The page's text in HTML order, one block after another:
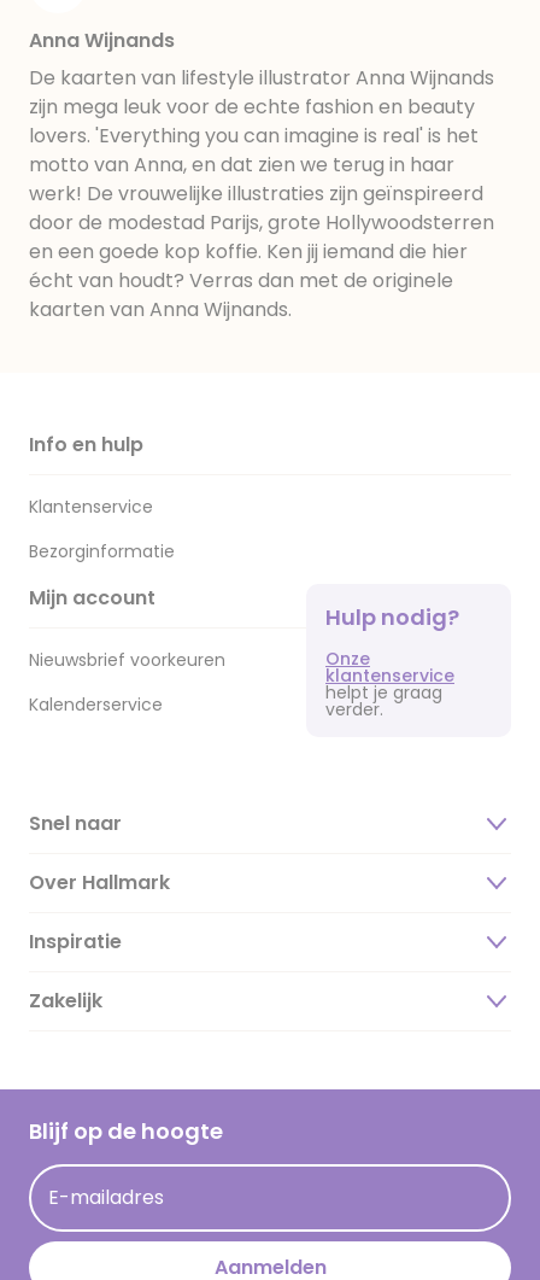
Anna Wijnands
De kaarten van lifestyle illustrator Anna Wijnands
zijn mega leuk voor de echte fashion en beauty
lovers. 'Everything you can imagine is real' is het
motto van Anna, en dat zien we terug in haar
werk! De vrouwelijke illustraties zijn geïnspireerd
door de modestad Parijs, grote Hollywoodsterren
en een goede kop koffie. Ken jij iemand die hier
écht van houdt? Verras dan met de originele
kaarten van Anna Wijnands.
Info en hulp
Klantenservice
Bezorginformatie
Mijn account
Nieuwsbrief voorkeuren
Kalenderservice
Hulp nodig?
Onze
klantenservice
helpt je graag
verder.
Snel naar
Over Hallmark
Over ons
Duurzaamheid
Hallmark Kaartclub
Acties
Persberichten
Hallmark en Kinderpostzegels
Inspiratie
Magazine
Cadeau inspiratie
Kaartinspiratie
Zakelijk
Blijf op de hoogte
E-mailadres
Aanmelden